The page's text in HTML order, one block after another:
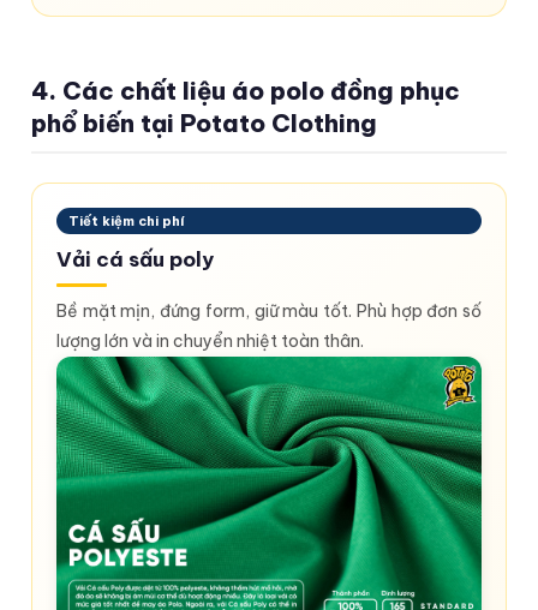
4. Các chất liệu áo polo đồng phục
phổ biến tại Potato Clothing
Tiết kiệm chi phí
Vải cá sấu poly
Bề mặt mịn, đứng form, giữ màu tốt. Phù hợp đơn số
lượng lớn và in chuyển nhiệt toàn thân.